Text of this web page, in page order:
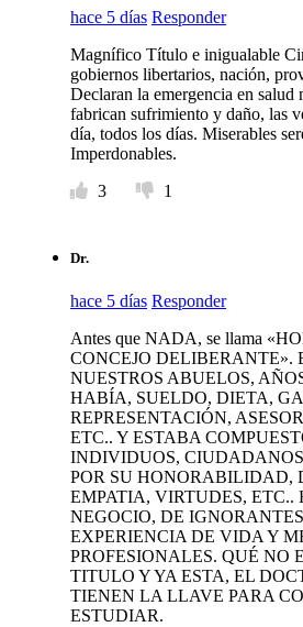
hace 5 días Responder
Magnífico Título e inigualable
gobiernos libertarios, nación,
Declaran la emergencia en
fabrican sufrimiento y daño, las
día, todos los días. Miserables
Imperdonables.
3
1
Dr.
hace 5 días Responder
Antes que NADA, se llama
CONCEJO DELIBERANTE».
NUESTROS ABUELOS,
HABÍA, SUELDO, DIETA,
REPRESENTACIÓN,
ETC.. Y ESTABA
INDIVIDUOS,
POR SU HONORABILIDAD,
EMPATIA, VIRTUDES, ETC..
NEGOCIO, DE
EXPERIENCIA DE VIDA Y
PROFESIONALES. QUÉ NO
TITULO Y YA ESTA, EL
TIENEN LA LLAVE PARA
ESTUDIAR.